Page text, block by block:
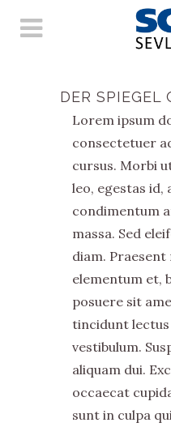
DER SPIEGEL
Lorem ipsum
consectetuer
cursus. Morbi
leo, egestas id,
condimentum
massa. Sed
diam. Praesent
elementum et,
posuere sit
tincidunt
vestibulum.
aliquam dui.
occaecat
sunt in culpa